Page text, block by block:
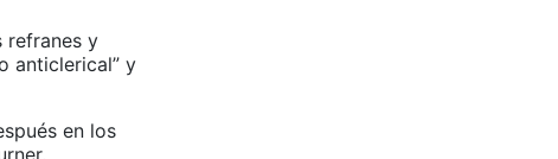
refranes y
anticlerical” y
en los